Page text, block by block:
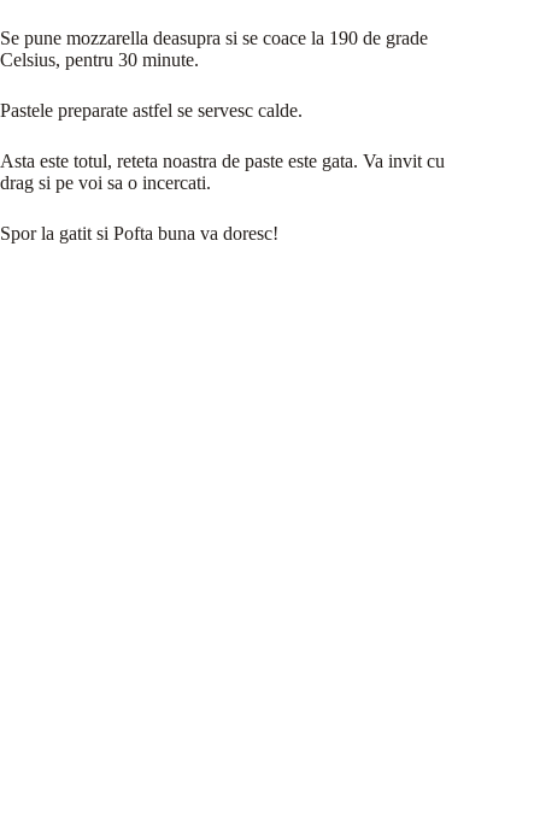
Se pune mozzarella deasupra si se coace la 190 de grade
Celsius, pentru 30 minute.
Pastele preparate astfel se servesc calde.
Asta este totul, reteta noastra de paste este gata. Va invit cu
drag si pe voi sa o incercati.
Spor la gatit si Pofta buna va doresc!